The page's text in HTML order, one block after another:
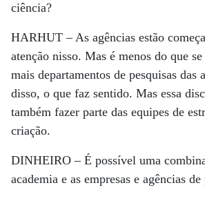
ciência?
HARHUT –As agências estão
atenção nisso. Mas é menos do que
mais departamentos de pesquisas das
disso, o que faz sentido. Mas essa
também fazer parte das equipes de
criação.
DINHEIRO –É possível uma
academia e as empresas e agências